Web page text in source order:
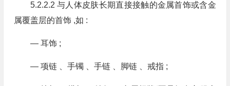
5.2.2.2 与人体皮肤长期直接接触的金属首饰或含金
属覆盖层的首饰 ,如 :
— 耳饰 ;
— 项链 、手镯 、手链 、脚链 、戒指 ;